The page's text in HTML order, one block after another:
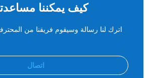
كيف يمكننا
اترك لنا رسالة وسيقوم فريقنا من
اتصال